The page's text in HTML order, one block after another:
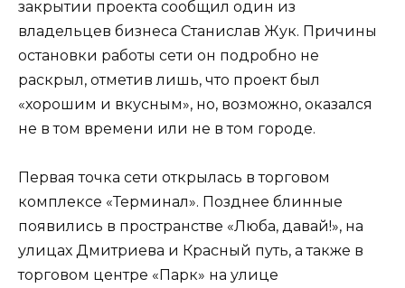
закрытии проекта сообщил один из
владельцев бизнеса Станислав Жук. Причины
остановки работы сети он подробно не
раскрыл, отметив лишь, что проект был
«хорошим и вкусным», но, возможно, оказался
не в том времени или не в том городе.
Первая точка сети открылась в торговом
комплексе «Терминал». Позднее блинные
появились в пространстве «Люба, давай!», на
улицах Дмитриева и Красный путь, а также в
торговом центре «Парк» на улице